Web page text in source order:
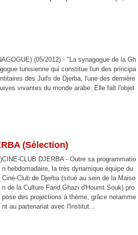
(05/2012) - "La synagogue de la Gh
tunisienne qui constitue l'un des principa
des Juifs de Djerba, l'une des dernière
vivantes du monde arabe. Elle fait l'objet
(Sélection)
CINE-CLUB DJERBA - Outre sa programmatio
n hebdomadaire, la très dynamique équipe du
Ciné-Club de Djerba (situé au sein de la Maiso
n de la Culture Farid Ghazi d'Houmt Souk) pro
pose des projections à thème, grâce notamme
nt au partenariat avec l'Institut...